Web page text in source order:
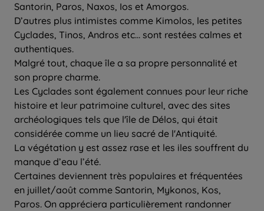
Santorin, Paros, Naxos, Ios et Amorgos.
D’autres plus intimistes comme Kimolos, les petites
Cyclades, Tinos, Andros etc... sont restées calmes et
authentiques.
Malgré tout, chaque île a sa propre personnalité et
son propre charme.
Les Cyclades sont également connues pour leur riche
histoire et leur patrimoine culturel, avec des sites
archéologiques tels que l'île de Délos, qui était
considérée comme un lieu sacré de l'Antiquité.
La végétation y est assez rase et les iles souffrent du
manque d’eau l’été.
Certaines deviennent très populaires et fréquentées
en juillet/août comme Santorin, Mykonos, Kos,
Paros. On appréciera particulièrement randonner